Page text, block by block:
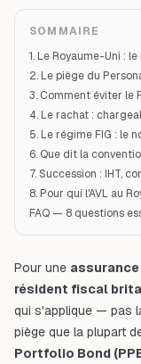
SOMMAIRE
1. Le Royaume-Uni :
2. Le piège du
3. Comment éviter le
4. Le rachat :
5. Le régime FIG : le
6. Que dit la
7. Succession : IHT,
8. Pour qui l'AVL au
FAQ — 8 questions
Pour une
résident fiscal
qui s'applique — pas
piège que la plupart
Portfolio Bond